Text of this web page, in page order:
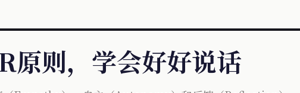
原则，学会好好说话